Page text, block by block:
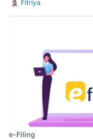
Fitriya
e-Filing